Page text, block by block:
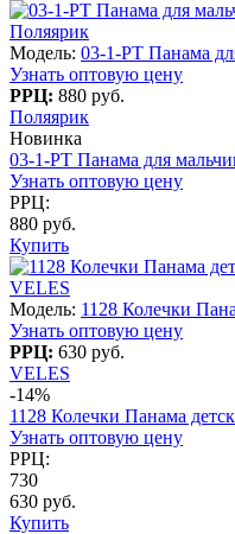
Поляярик
Модель: 03-1-PT Панама
Узнать оптовую цену
РРЦ: 880 руб.
Поляярик
Новинка
03-1-PT Панама для
Узнать оптовую цену
РРЦ:
880 руб.
Купить
VELES
Модель: 1128 Колечки
Узнать оптовую цену
РРЦ: 630 руб.
VELES
-14%
1128 Колечки Панама
Узнать оптовую цену
РРЦ:
730
630 руб.
Купить